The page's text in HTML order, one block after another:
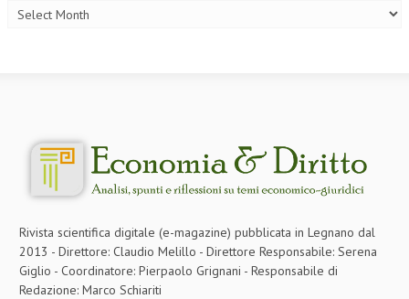
Rivista scientifica digitale (e-magazine) pubblicata in Legnano dal
2013 - Direttore: Claudio Melillo - Direttore Responsabile: Serena
Giglio - Coordinatore: Pierpaolo Grignani - Responsabile di
Redazione: Marco Schiariti